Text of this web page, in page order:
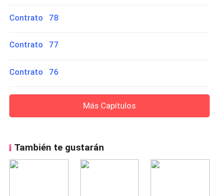
Contrato 78
Contrato 77
Contrato 76
Más Capítulos
También te gustarán